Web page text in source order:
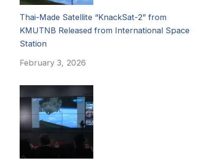
Thai-Made Satellite “KnackSat-2” from
KMUTNB Released from International Space
Station
February 3, 2026